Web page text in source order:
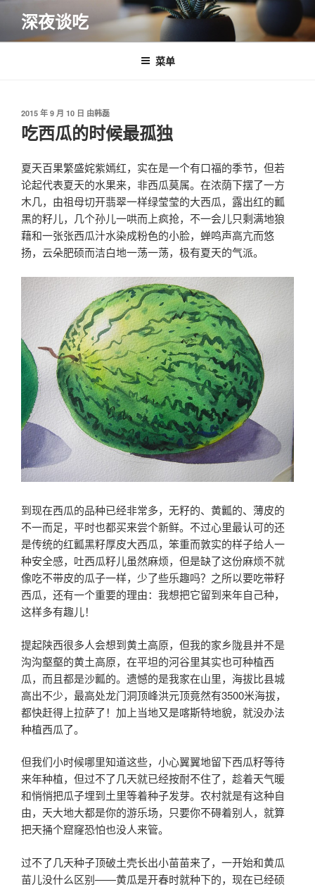
内
深夜谈吃
菜单
发
布
于
2015 年 9 月 10 日 由韩磊
吃西瓜的时候最孤独
夏天百果繁盛姹紫嫣红，实在是一个有口福的季节，但若
论起代表夏天的水果来，非西瓜莫属。在浓荫下摆了一方
木几，由祖母切开翡翠一样绿莹莹的大西瓜，露出红的瓤
黑的籽儿，几个孙儿一哄而上疯抢，不一会儿只剩满地狼
藉和一张张西瓜汁水染成粉色的小脸，蝉鸣声高亢而悠
扬，云朵肥硕而洁白地一荡一荡，极有夏天的气派。
到现在西瓜的品种已经非常多，无籽的、黄瓤的、薄皮的
不一而足，平时也都买来尝个新鲜。不过心里最认可的还
是传统的红瓤黑籽厚皮大西瓜，笨重而敦实的样子给人一
种安全感，吐西瓜籽儿虽然麻烦，但是缺了这份麻烦不就
像吃不带皮的瓜子一样，少了些乐趣吗？之所以要吃带籽
西瓜，还有一个重要的理由：我想把它留到来年自己种，
这样多有趣儿！
提起陕西很多人会想到黄土高原，但我的家乡陇县并不是
沟沟壑壑的黄土高原，在平坦的河谷里其实也可种植西
瓜，而且都是沙瓤的。遗憾的是我家在山里，海拔比县城
高出不少，最高处龙门洞顶峰洪元顶竟然有3500米海拔，
都快赶得上拉萨了！加上当地又是喀斯特地貌，就没办法
种植西瓜了。
但我们小时候哪里知道这些，小心翼翼地留下西瓜籽等待
来年种植，但过不了几天就已经按耐不住了，趁着天气暖
和悄悄把瓜子埋到土里等着种子发芽。农村就是有这种自
由，天大地大都是你的游乐场，只要你不碍着别人，就算
把天捅个窟窿恐怕也没人来管。
过不了几天种子顶破土壳长出小苗苗来了，一开始和黄瓜
苗儿没什么区别——黄瓜是开春时就种下的，现在已经硕